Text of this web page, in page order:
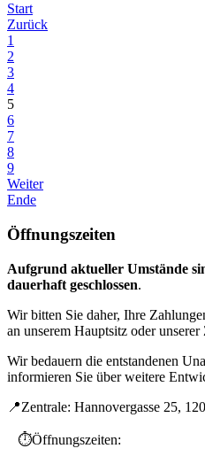
Start
Zurück
1
2
3
4
5
6
7
8
9
Weiter
Ende
Öffnungszeiten
Aufgrund aktueller Umstände
dauerhaft geschlossen.
Wir bitten Sie daher, Ihre
an unserem Hauptsitz oder
Wir bedauern die entstandenen
informieren Sie über weitere
📍Zentrale: Hannovergasse 25,
⏱️Öffnungszeiten: